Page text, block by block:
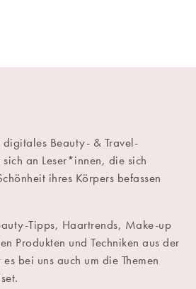
digitales Beauty- & Travel-
an Leser*innen, die sich
ihres Körpers befassen
Tipps, Haartrends, Make-up
Produkten und Techniken aus der
bei uns auch um die Themen